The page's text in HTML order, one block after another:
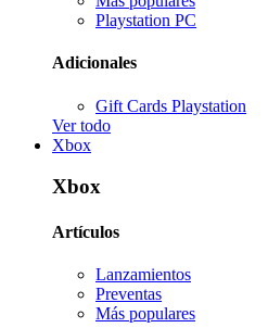
Playstation PC
Adicionales
Gift Cards Playstation
Ver todo
Xbox
Xbox
Artículos
Lanzamientos
Preventas
Más populares